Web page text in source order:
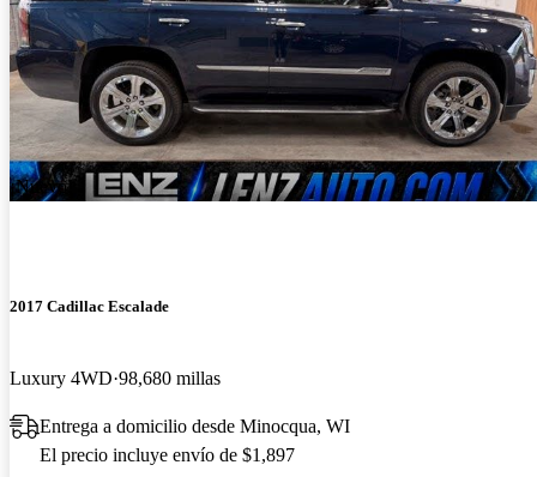
¡Nuevo!
2017 Cadillac Escalade
Luxury 4WD 98,680 millas
Entrega a domicilio desde Minocqua, WI
El precio incluye envío de $1,897